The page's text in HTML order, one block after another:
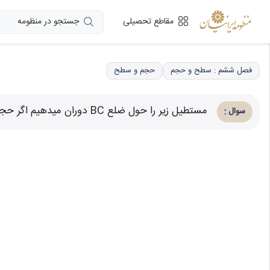
مقاطع تحصیلی جستجو در منظومه
فصل ششم : سطح و حجم حجم و سطح
سوال : مستطیل زیر را حول ضلع BC دوران میدهیم اگر حجم شکل حاصل برابر 48 واحد مکعب باشد. طول BC برابر چند واحد است؟ \( \pi \simeq 3 \)